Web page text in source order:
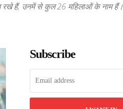
रखे हैं, उनमें से कुल 26 महिलाओं के नाम हैं।
Subscribe